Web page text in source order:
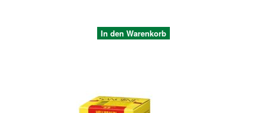
In den Warenkorb